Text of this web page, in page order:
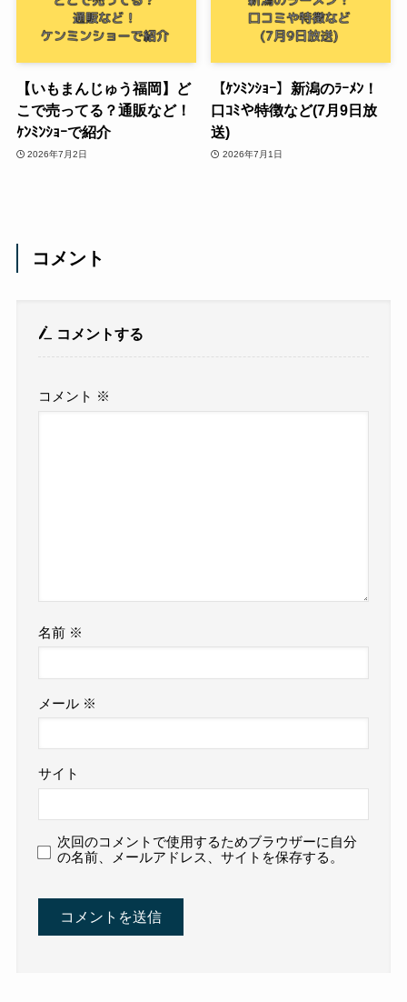
【いもまんじゅう福岡】ど
こで売ってる？通販など！
ｹﾝﾐﾝｼｮｰで紹介
2026年7月2日
【ｹﾝﾐﾝｼｮｰ】新潟のﾗｰﾒﾝ！
口ｺﾐや特徴など(7月9日放
送)
2026年7月1日
コメント
コメントする
コメント ※
名前 ※
メール ※
サイト
次回のコメントで使用するためブラウザーに自分
の名前、メールアドレス、サイトを保存する。